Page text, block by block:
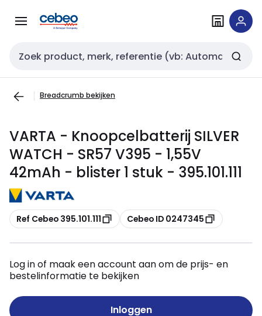
naar
naar
Zoekveld invoer
Breadcrumb bekijken
VARTA - Knoopcelbatterij SILVER
WATCH - SR57 V395 - 1,55V
42mAh - blister 1 stuk - 395.101.111
Kopiëren
Ref Cebeo 395.101.111 Kopiëren
Cebeo ID 0247345
Log in of maak een account aan om de prijs- en
bestelinformatie te bekijken
Inloggen